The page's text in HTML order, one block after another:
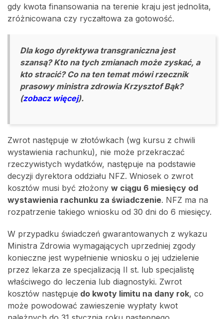
gdy kwota finansowania na terenie kraju jest jednolita,
zróżnicowana czy ryczałtowa za gotowość.
Dla kogo dyrektywa transgraniczna jest
szansą? Kto na tych zmianach może zyskać, a
kto stracić? Co na ten temat mówi rzecznik
prasowy ministra zdrowia Krzysztof Bąk?
(zobacz więcej).
Zwrot następuje w złotówkach (wg kursu z chwili
wystawienia rachunku), nie może przekraczać
rzeczywistych wydatków, następuje na podstawie
decyzji dyrektora oddziału NFZ. Wniosek o zwrot
kosztów musi być złożony w ciągu 6 miesięcy od
wystawienia rachunku za świadczenie. NFZ ma na
rozpatrzenie takiego wniosku od 30 dni do 6 miesięcy.
W przypadku świadczeń gwarantowanych z wykazu
Ministra Zdrowia wymagających uprzedniej zgody
konieczne jest wypełnienie wniosku o jej udzielenie
przez lekarza ze specjalizacją II st. lub specjalistę
właściwego do leczenia lub diagnostyki. Zwrot
kosztów następuje do kwoty limitu na dany rok, co
może powodować zawieszenie wypłaty kwot